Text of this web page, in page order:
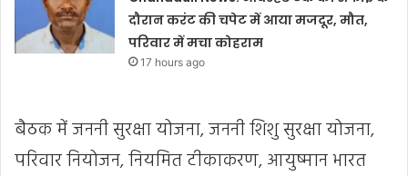
दौरान करंट की चपेट में आया मजदूर, मौत,
परिवार में मचा कोहराम
17 hours ago
बैठक में जननी सुरक्षा योजना, जननी शिशु सुरक्षा योजना,
परिवार नियोजन, नियमित टीकाकरण, आयुष्मान भारत